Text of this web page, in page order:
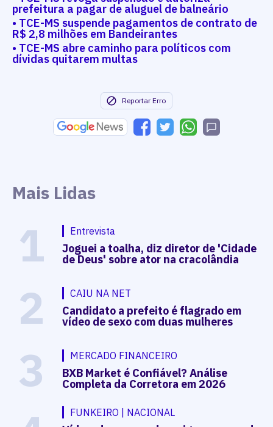
prefeitura a pagar de aluguel de balneário
• TCE-MS suspende pagamentos de contrato de
R$ 2,8 milhões em Bandeirantes
• TCE-MS abre caminho para políticos com
dívidas quitarem multas
Reportar Erro
Mais Lidas
1 Entrevista
Joguei a toalha, diz diretor de 'Cidade
de Deus' sobre ator na cracolândia
2 CAIU NA NET
Candidato a prefeito é flagrado em
vídeo de sexo com duas mulheres
3 MERCADO FINANCEIRO
BXB Market é Confiável? Análise
Completa da Corretora em 2026
FUNKEIRO | NACIONAL